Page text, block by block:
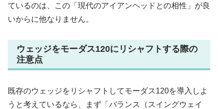
ているのは、この「現代のアイアンヘッドとの相性」が良
いからに他なりません。
ウェッジをモーダス120にリシャフトする際の
注意点
既存のウェッジをリシャフトしてモーダス120を導入しよ
うと考えているなら、まず「バランス（スイングウェイ